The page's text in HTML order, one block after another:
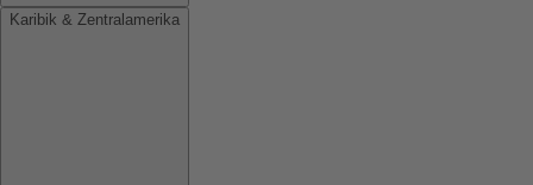
Karibik & Zentralamerika